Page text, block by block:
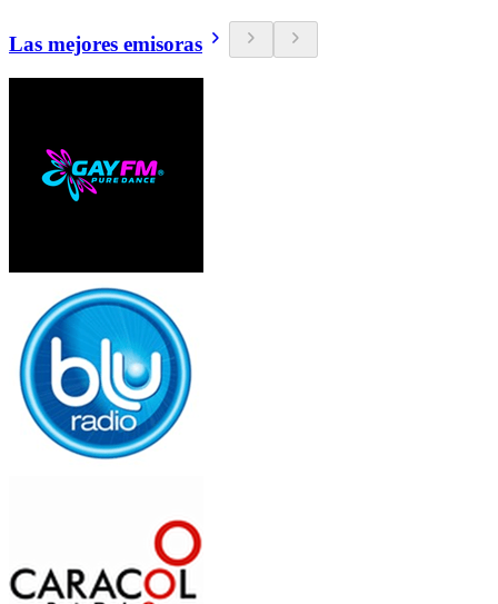
Las mejores emisoras